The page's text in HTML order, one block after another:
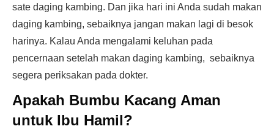
sate daging kambing. Dan jika hari ini Anda sudah makan
daging kambing, sebaiknya jangan makan lagi di besok
harinya. Kalau Anda mengalami keluhan pada
pencernaan setelah makan daging kambing, sebaiknya
segera periksakan pada dokter.
Apakah Bumbu Kacang Aman
untuk Ibu Hamil?